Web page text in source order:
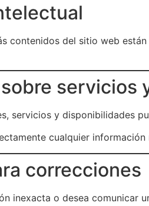
contenidos del sitio web
servicios
servicios y disponibilidades
cualquier
correcciones
inexacta o desea comunicar